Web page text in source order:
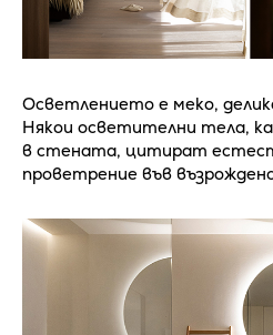
Осветлението е меко,
Някои осветителни тела,
в стената, цитират
проветрение във